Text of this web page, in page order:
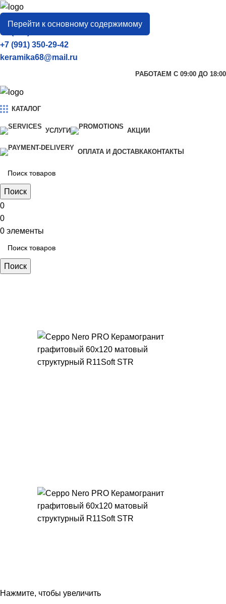
Перейти к основному содержимому
город
Тамбов
+7 (906) 657-33-54
+7 (991) 350-29-42
keramika68@mail.ru
РАБОТАЕМ С 09:00 ДО 18:00
КАТАЛОГ
УСЛУГИ АКЦИИ
ОПЛАТА И ДОСТАВКАКОНТАКТЫ
Поиск
0
0
0 элементы
Поиск
Нажмите, чтобы увеличить